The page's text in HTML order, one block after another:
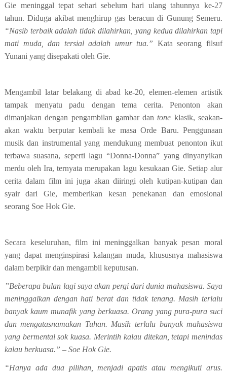
Gie meninggal tepat sehari sebelum hari ulang tahunnya ke-27
tahun. Diduga akibat menghirup gas beracun di Gunung Semeru.
“Nasib terbaik adalah tidak dilahirkan, yang kedua dilahirkan tapi
mati muda, dan tersial adalah umur tua.” Kata seorang filsuf
Yunani yang disepakati oleh Gie.
Mengambil latar belakang di abad ke-20, elemen-elemen artistik
tampak menyatu padu dengan tema cerita. Penonton akan
dimanjakan dengan pengambilan gambar dantone klasik, seakan-
akan waktu berputar kembali ke masa Orde Baru. Penggunaan
musik dan instrumental yang mendukung membuat penonton ikut
terbawa suasana, seperti lagu “Donna-Donna” yang dinyanyikan
merdu oleh Ira, ternyata merupakan lagu kesukaan Gie. Setiap alur
cerita dalam film ini juga akan diiringi oleh kutipan-kutipan dan
syair dari Gie, memberikan kesan penekanan dan emosional
seorang Soe Hok Gie.
Secara keseluruhan, film ini meninggalkan banyak pesan moral
yang dapat menginspirasi kalangan muda, khususnya mahasiswa
dalam berpikir dan mengambil keputusan.
”Beberapa bulan lagi saya akan pergi dari dunia mahasiswa. Saya
meninggalkan dengan hati berat dan tidak tenang. Masih terlalu
banyak kaum munafik yang berkuasa. Orang yang pura-pura suci
dan mengatasnamakan Tuhan. Masih terlalu banyak mahasiswa
yang bermental sok kuasa. Merintih kalau ditekan, tetapi menindas
kalau berkuasa.” – Soe Hok Gie.
“Hanya ada dua pilihan, menjadi apatis atau mengikuti arus.